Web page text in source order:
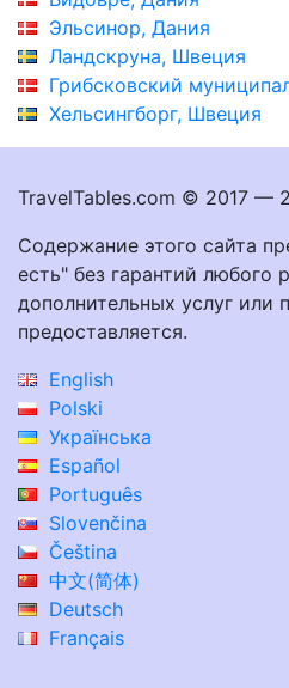
Эльсинор, Дания
Ландскруна, Швеция
Грибсковский
Хельсингборг, Швеция
TravelTables.com © 2017 —
Содержание этого сайта
есть" без гарантий любого
дополнительных услуг или
предоставляется.
English
Polski
Українська
Español
Português
Slovenčina
Čeština
中文(简体)
Deutsch
Français